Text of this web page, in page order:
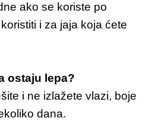
ako se koriste po
i za jaja koja ćete
ostaju lepa?
i ne izlažete vlazi, boje
dana.